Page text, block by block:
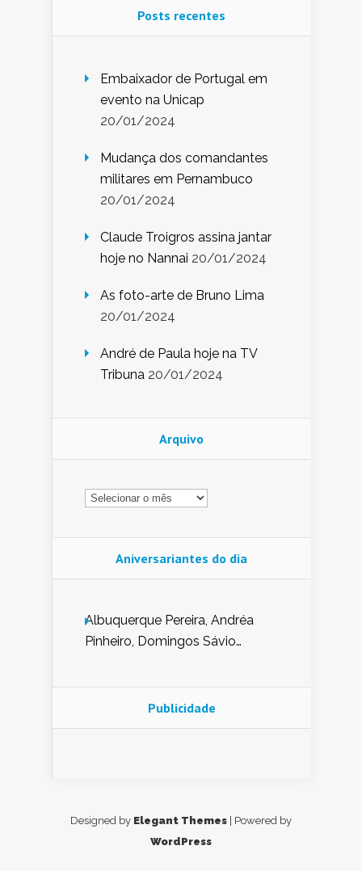
Posts recentes
Embaixador de Portugal em
evento na Unicap
20/01/2024
Mudança dos comandantes
militares em Pernambuco
20/01/2024
Claude Troigros assina jantar
hoje no Nannai 20/01/2024
As foto-arte de Bruno Lima
20/01/2024
André de Paula hoje na TV
Tribuna 20/01/2024
Arquivo
Arquivo
Aniversariantes do dia
Albuquerque Pereira, Andréa
Pinheiro, Domingos Sávio
Nunes de Sena, Fátima Peixoto,
Glória Pereira, Kátia Mesel,
Publicidade
Designed by Elegant Themes | Powered by
WordPress